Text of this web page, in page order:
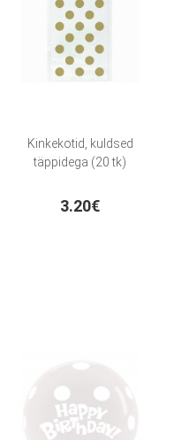
Kinkekotid, kuldsed
täppidega (20 tk)
3.20€